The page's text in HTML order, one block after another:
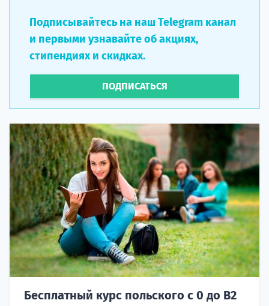
Подписывайтесь на наш Telegram канал
и первыми узнавайте об акциях,
стипендиях и скидках.
ПОДПИСАТЬСЯ
Бесплатный курс польского с 0 до B2